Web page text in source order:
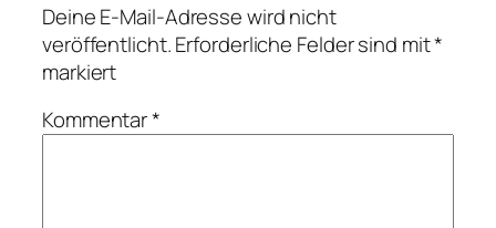
Deine E-Mail-Adresse wird nicht
veröffentlicht.Erforderliche Felder sind mit*
markiert
Kommentar*